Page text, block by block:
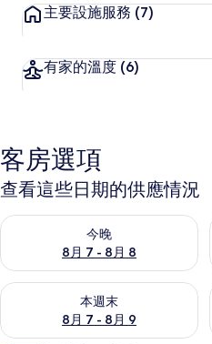
主要設施服務 (7)
有家的溫度 (6)
客房選項
查看這些日期的供應情況
今晚
8月 7 - 8月 8
查看今晚 (8月 7 - 8月 8) 的供應情
本週末
8月 7 - 8月 9
查看本週末 (8月 7 - 8月 9) 的供應